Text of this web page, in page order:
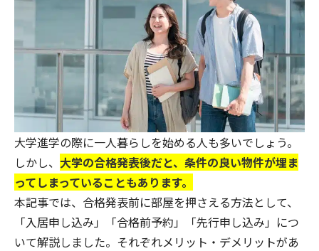
大学進学の際に一人暮らしを始める人も多いでしょう。
しかし、 大学の合格発表後だと、条件の良い物件が埋ま
ってしまっていることもあります。
本記事では、合格発表前に部屋を押さえる方法として、
「入居申し込み」「合格前予約」「先行申し込み」につ
いて解説しました。それぞれメリット・デメリットがあ